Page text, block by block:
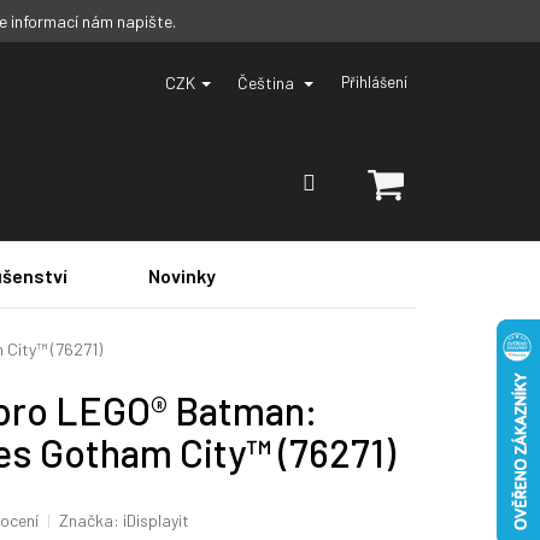
informací nám napište.
CZK Čeština Přihlášení
KOŠÍK
Novinky
City™ (76271)
LEGO® Batman:
Gotham City™ (76271)
Značka: iDisplayit